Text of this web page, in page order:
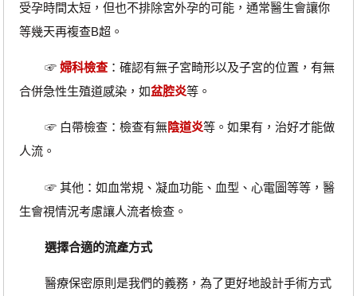
受孕時間太短，但也不排除宮外孕的可能，通常醫生會讓你
等幾天再複查B超。
☞ 婦科檢查：確認有無子宮畸形以及子宮的位置，有無
合併急性生殖道感染，如盆腔炎等。
☞ 白帶檢查：檢查有無陰道炎等。如果有，治好才能做
人流。
☞ 其他：如血常規、凝血功能、血型、心電圖等等，醫
生會視情況考慮讓人流者檢查。
選擇合適的流產方式
醫療保密原則是我們的義務，為了更好地設計手術方式